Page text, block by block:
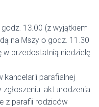
13.00 (z wyjątkiem
na Mszy o godz. 11.30
w przedostatnią niedzielę
kancelarii parafialnej
zgłoszeniu: akt urodzenia
z parafii rodziców